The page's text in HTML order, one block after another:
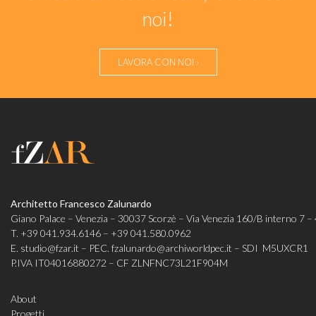
noi!
LAVORA CON NOI ›
Architetto Francesco Zalunardo
Giano Palace – Venezia – 30037 Scorzè – Via Venezia 160/B interno 7 –
T. +39 041.934.6146 – +39 041.580.0962
E. studio@fzar.it – PEC. fzalunardo@archiworldpec.it – SDI M5UXCR1
P.IVA IT04016880272 – CF ZLNFNC73L21F904M
About
Progetti